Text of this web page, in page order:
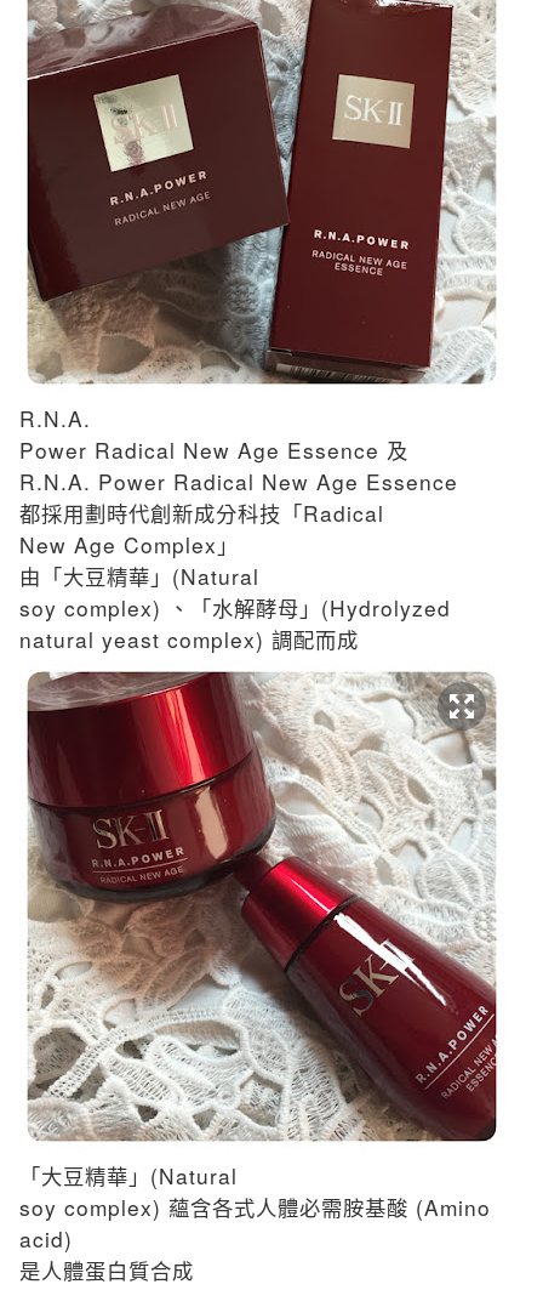
R.N.A.
Power Radical New Age Essence 及
R.N.A. Power Radical New Age Essence
都採用劃時代創新成分科技「 Radical
New Age Complex 」
由「大豆精華」 (Natural
soy complex)
、「水解酵母」 (Hydrolyzed
natural yeast complex) 調配而成
「大豆精華」 (Natural
soy complex) 蘊含各式人體必需胺基酸 (Amino
acid)
是人體蛋白質合成